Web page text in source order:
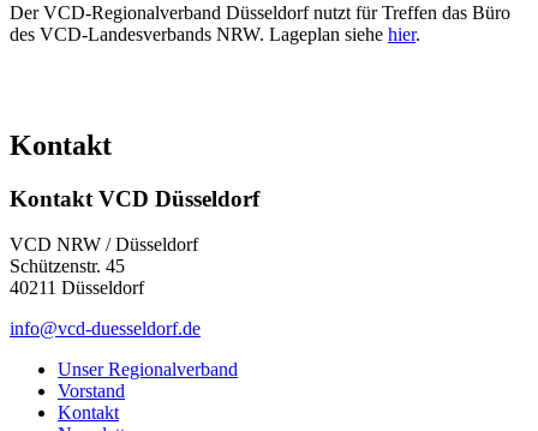
Der VCD-Regionalverband Düsseldorf nutzt für Treffen das Büro
des VCD-Landesverbands NRW. Lageplan siehe hier.
Kontakt
Kontakt VCD Düsseldorf
VCD NRW / Düsseldorf
Schützenstr. 45
40211 Düsseldorf
info@vcd-duesseldorf.de
Unser Regionalverband
Vorstand
Kontakt